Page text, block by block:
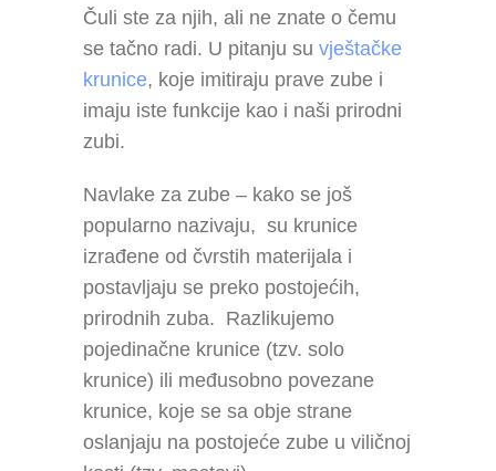
Čuli ste za njih, ali ne znate o čemu
se tačno radi. U pitanju su vještačke
krunice, koje imitiraju prave zube i
imaju iste funkcije kao i naši prirodni
zubi.
Navlake za zube – kako se još
popularno nazivaju, su krunice
izrađene od čvrstih materijala i
postavljaju se preko postojećih,
prirodnih zuba. Razlikujemo
pojedinačne krunice (tzv. solo
krunice) ili međusobno povezane
krunice, koje se sa obje strane
oslanjaju na postojeće zube u viličnoj